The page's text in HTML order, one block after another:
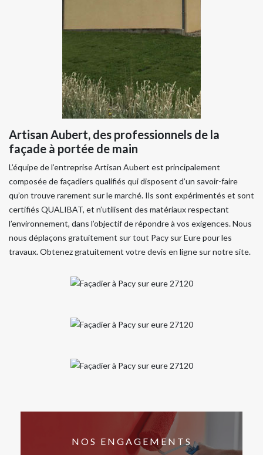
Artisan Aubert, des professionnels de la
façade à portée de main
L’équipe de l’entreprise Artisan Aubert est principalement
composée de façadiers qualifiés qui disposent d’un savoir-faire
qu’on trouve rarement sur le marché. Ils sont expérimentés et sont
certifiés QUALIBAT, et n’utilisent des matériaux respectant
l’environnement, dans l’objectif de répondre à vos exigences. Nous
nous déplaçons gratuitement sur tout Pacy sur Eure pour les
travaux. Obtenez gratuitement votre devis en ligne sur notre site.
NOS ENGAGEMENTS